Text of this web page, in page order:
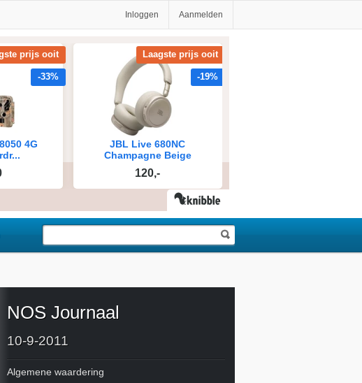
Inloggen Aanmelden
NOS Journaal
10-9-2011
Algemene waardering